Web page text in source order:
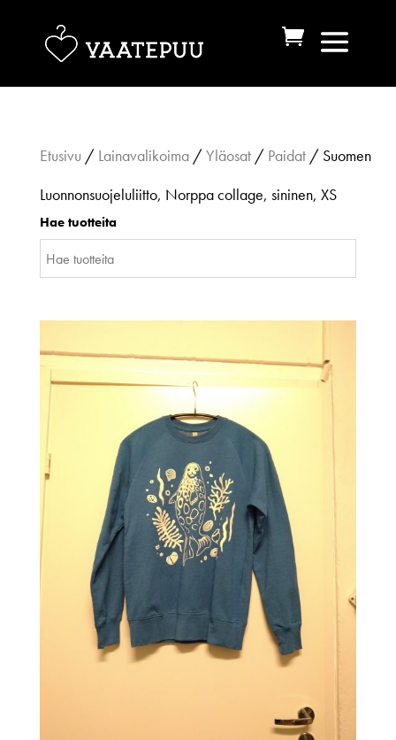
Etusivu / Lainavalikoima/Yläosat/ Paidat/ Suomen
Luonnonsuojeluliitto, Norppa collage, sininen, XS
Hae tuotteita